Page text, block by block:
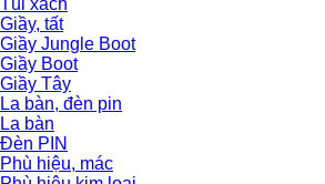
Túi xách
Giầy, tất
Giầy Jungle Boot
Giầy Boot
Giầy Tây
La bàn, đèn pin
La bàn
Đèn PIN
Phù hiệu, mác